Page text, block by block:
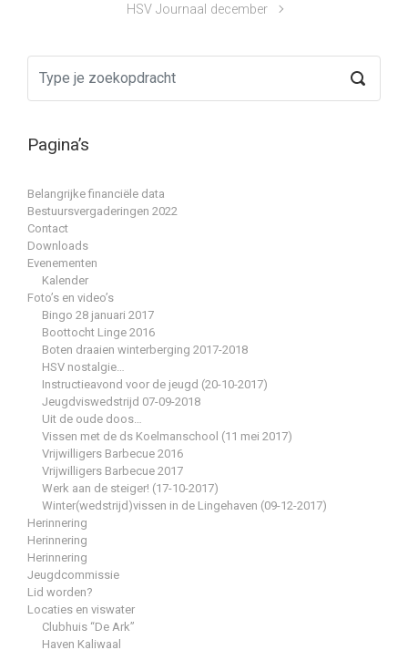
HSV Journaal december
Pagina’s
Belangrijke financiële data
Bestuursvergaderingen 2022
Contact
Downloads
Evenementen
Kalender
Foto’s en video’s
Bingo 28 januari 2017
Boottocht Linge 2016
Boten draaien winterberging 2017-2018
HSV nostalgie…
Instructieavond voor de jeugd (20-10-2017)
Jeugdviswedstrijd 07-09-2018
Uit de oude doos…
Vissen met de ds Koelmanschool (11 mei 2017)
Vrijwilligers Barbecue 2016
Vrijwilligers Barbecue 2017
Werk aan de steiger! (17-10-2017)
Winter(wedstrijd)vissen in de Lingehaven (09-12-2017)
Herinnering
Herinnering
Herinnering
Jeugdcommissie
Lid worden?
Locaties en viswater
Clubhuis “De Ark”
Haven Kaliwaal